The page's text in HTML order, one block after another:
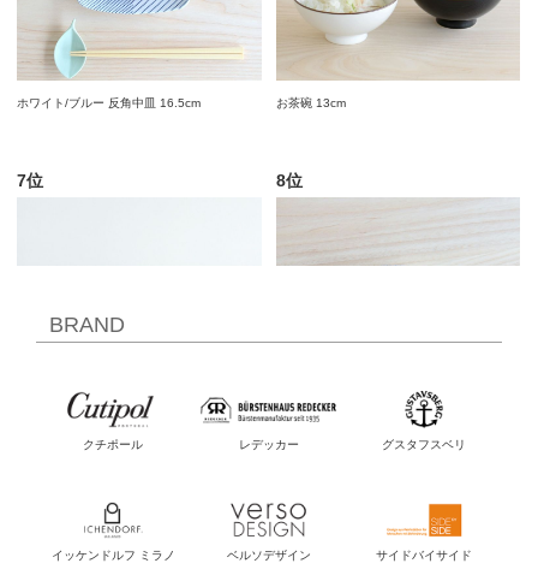
BRAND
クチポール レデッカー グスタフスベリ
イッケンドルフ ミラノ ベルソデザイン サイドバイサイド